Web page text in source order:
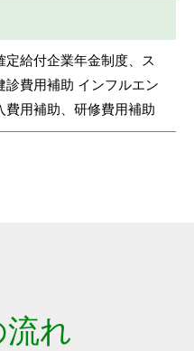
給付企業年金制度、ス
費用補助 インフルエン
用補助、研修費用補助
れ